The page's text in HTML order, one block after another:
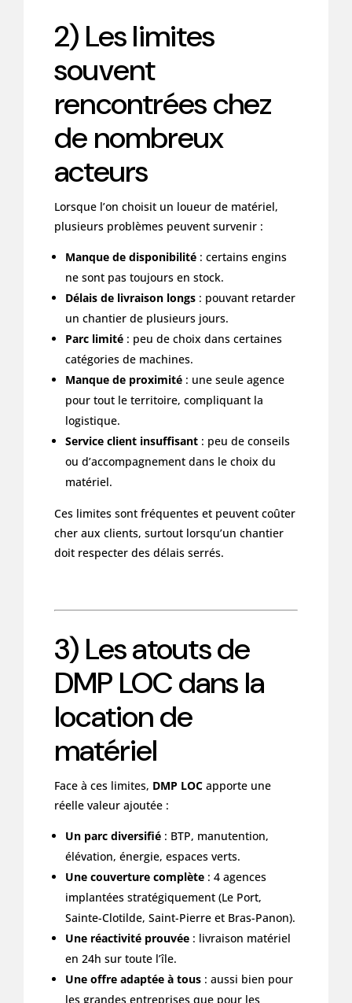
2) Les limites
souvent
rencontrées chez
de nombreux
acteurs
Lorsque l’on choisit un loueur de matériel,
plusieurs problèmes peuvent survenir :
Manque de disponibilité: certains engins
ne sont pas toujours en stock.
Délais de livraison longs: pouvant retarder
un chantier de plusieurs jours.
Parc limité: peu de choix dans certaines
catégories de machines.
Manque de proximité: une seule agence
pour tout le territoire, compliquant la
logistique.
Service client insuffisant: peu de conseils
ou d’accompagnement dans le choix du
matériel.
Ces limites sont fréquentes et peuvent coûter
cher aux clients, surtout lorsqu’un chantier
doit respecter des délais serrés.
3) Les atouts de
DMP LOC dans la
location de
matériel
Face à ces limites, DMP LOCapporte une
réelle valeur ajoutée :
Un parc diversifié: BTP, manutention,
élévation, énergie, espaces verts.
Une couverture complète: 4 agences
implantées stratégiquement (Le Port,
Sainte-Clotilde, Saint-Pierre et Bras-Panon).
Une réactivité prouvée: livraison matériel
en 24h sur toute l’île.
Une offre adaptée à tous: aussi bien pour
les grandes entreprises que pour les